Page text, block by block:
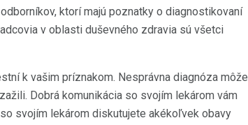
ktorí majú poznatky o diagnostikovaní
v oblasti duševného zdravia sú všetci
k vašim príznakom. Nesprávna diagnóza môže
Dobrá komunikácia so svojím lekárom vám
svojím lekárom diskutujete akékoľvek obavy